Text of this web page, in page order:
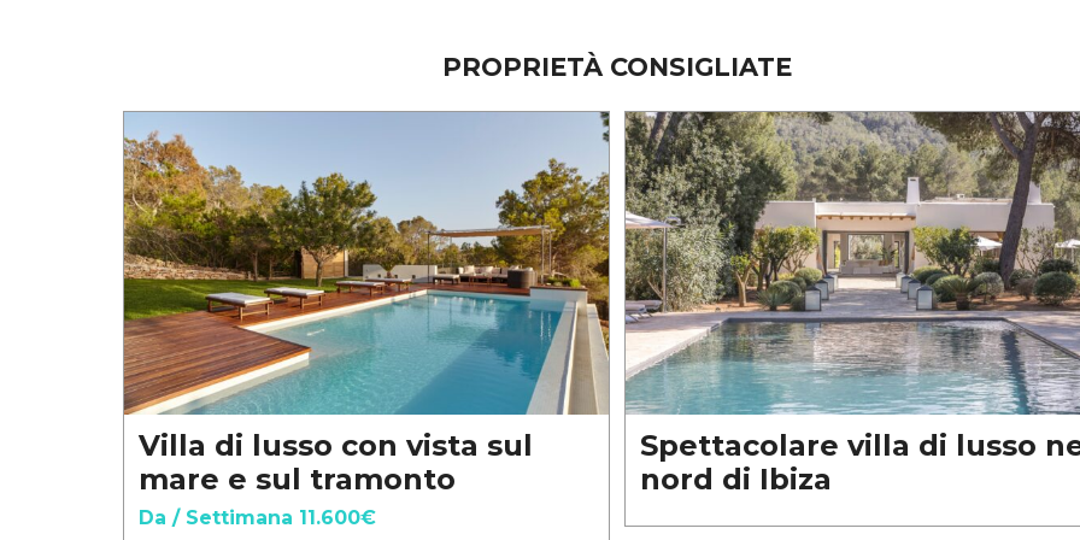
PROPRIETÀ CONSIGLIATE
Villa di lusso con vista sul
mare e sul tramonto
Da / Settimana 11.600€
Spettacolare villa di lusso
nord di Ibiza